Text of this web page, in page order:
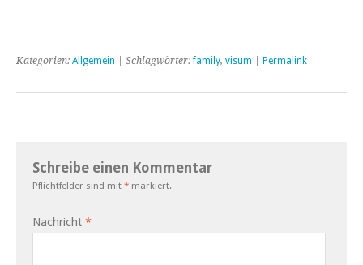
Kategorien: Allgemein | Schlagwörter:family, visum Permalink
Schreibe einen Kommentar
Pflichtfelder sind mit * markiert.
Nachricht *